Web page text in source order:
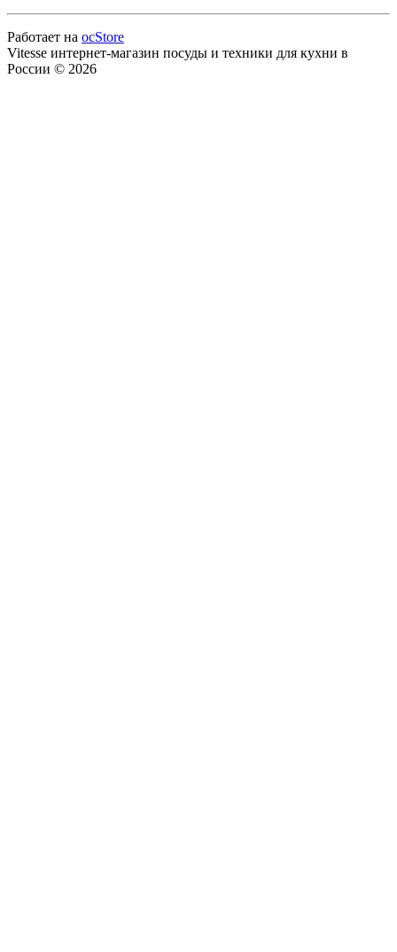
Работает на ocStore
Vitesse интернет-магазин посуды и техники для кухни в
России © 2026